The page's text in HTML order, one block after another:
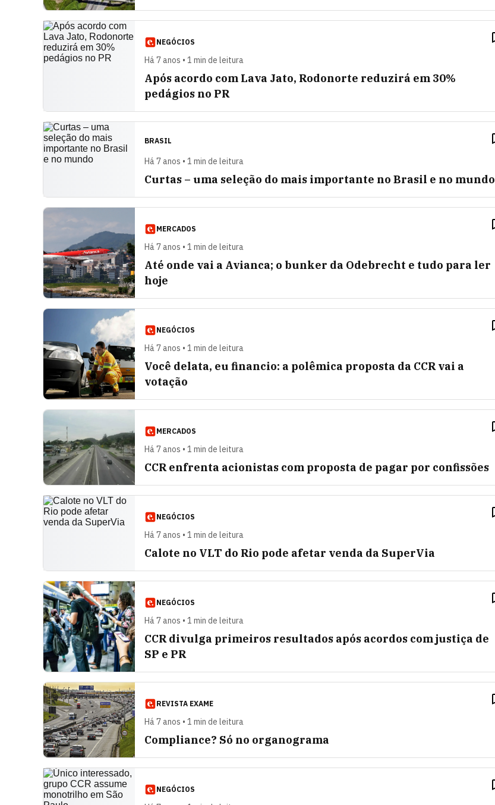
NEGÓCIOS
Há 7 anos • 1 min de leitura
Após acordo com Lava Jato, Rodonorte reduzirá em 30%
pedágios no PR
BRASIL
Há 7 anos • 1 min de leitura
Curtas – uma seleção do mais importante no Brasil e no mundo
MERCADOS
Há 7 anos • 1 min de leitura
Até onde vai a Avianca; o bunker da Odebrecht e tudo para ler
hoje
NEGÓCIOS
Há 7 anos • 1 min de leitura
Você delata, eu financio: a polêmica proposta da CCR vai a
votação
MERCADOS
Há 7 anos • 1 min de leitura
CCR enfrenta acionistas com proposta de pagar por confissões
NEGÓCIOS
Há 7 anos • 1 min de leitura
Calote no VLT do Rio pode afetar venda da SuperVia
NEGÓCIOS
Há 7 anos • 1 min de leitura
CCR divulga primeiros resultados após acordos com justiça de
SP e PR
REVISTA EXAME
Há 7 anos • 1 min de leitura
Compliance? Só no organograma
NEGÓCIOS